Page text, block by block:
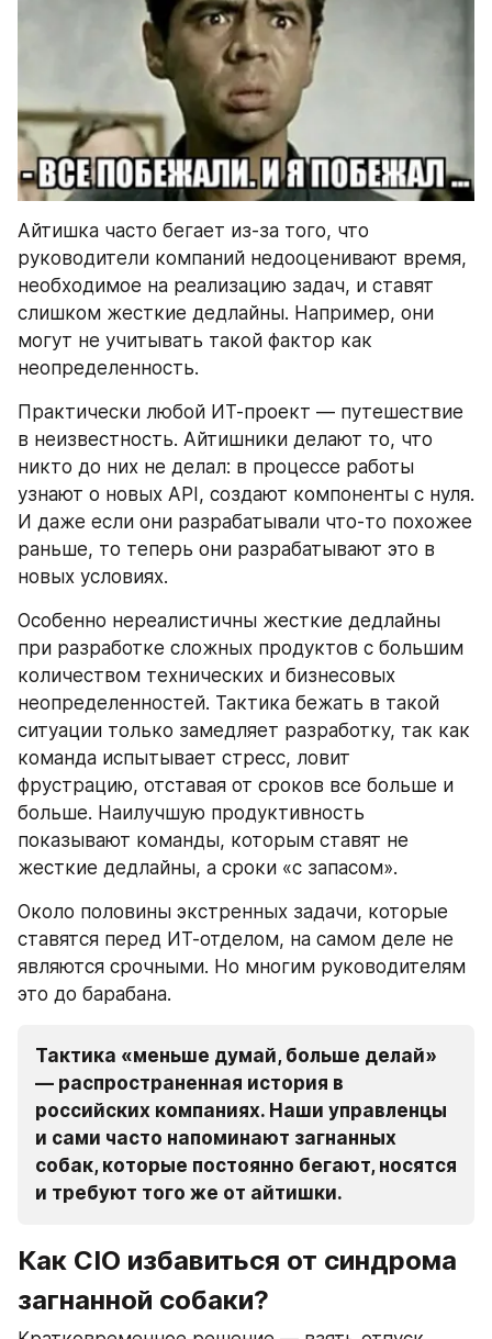
Айтишка часто бегает из-за того, что
руководители компаний недооценивают время,
необходимое на реализацию задач, и ставят
слишком жесткие дедлайны. Например, они
могут не учитывать такой фактор как
неопределенность.
Практически любой ИТ-проект — путешествие
в неизвестность. Айтишники делают то, что
никто до них не делал: в процессе работы
узнают о новых API, создают компоненты с нуля.
И даже если они разрабатывали что-то похожее
раньше, то теперь они разрабатывают это в
новых условиях.
Особенно нереалистичны жесткие дедлайны
при разработке сложных продуктов с большим
количеством технических и бизнесовых
неопределенностей. Тактика бежать в такой
ситуации только замедляет разработку, так как
команда испытывает стресс, ловит
фрустрацию, отставая от сроков все больше и
больше. Наилучшую продуктивность
показывают команды, которым ставят не
жесткие дедлайны, а сроки «с запасом».
Около половины экстренных задачи, которые
ставятся перед ИТ-отделом, на самом деле не
являются срочными. Но многим руководителям
это до барабана.
Тактика «меньше думай, больше делай»
— распространенная история в
российских компаниях. Наши управленцы
и сами часто напоминают загнанных
собак, которые постоянно бегают, носятся
и требуют того же от айтишки.
Как CIO избавиться от синдрома
загнанной собаки?